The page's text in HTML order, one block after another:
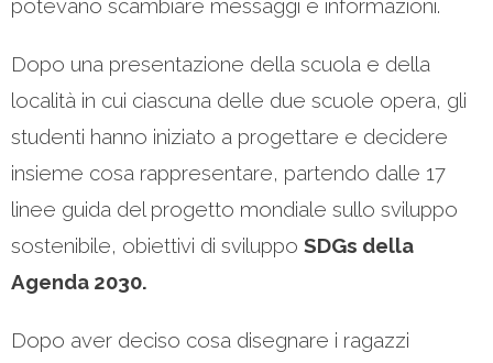
potevano scambiare messaggi e informazioni.
Dopo una presentazione della scuola e della
località in cui ciascuna delle due scuole opera, gli
studenti hanno iniziato a progettare e decidere
insieme cosa rappresentare, partendo dalle 17
linee guida del progetto mondiale sullo sviluppo
sostenibile, obiettivi di sviluppo SDGs della
Agenda 2030.
Dopo aver deciso cosa disegnare i ragazzi